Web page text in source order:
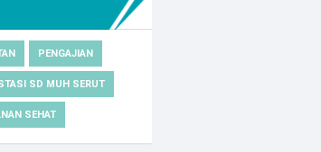
PENGAJIAN
SD MUH SERUT
SEHAT